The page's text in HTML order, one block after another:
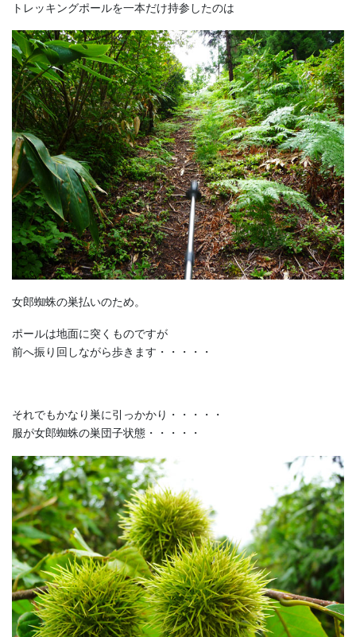
トレッキングポールを一本だけ持参したのは
女郎蜘蛛の巣払いのため。
ポールは地面に突くものですが
前へ振り回しながら歩きます・・・・・
それでもかなり巣に引っかかり・・・・・
服が女郎蜘蛛の巣団子状態・・・・・